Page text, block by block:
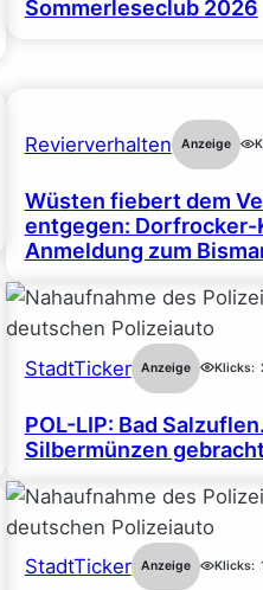
Sommerleseclub 2026
Revierverhalten Anzeige
Wüsten fiebert dem
entgegen: Dorfrocker-
Anmeldung zum
StadtTicker Anzeige Klicks:
POL-LIP: Bad
Silbermünzen
StadtTicker Anzeige Klicks: